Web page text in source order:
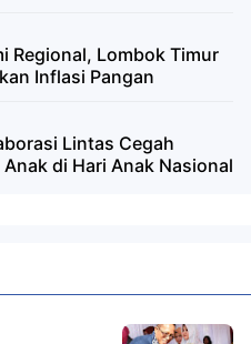
Regional, Lombok Timur
Inflasi Pangan
Lintas Cegah
di Hari Anak Nasional